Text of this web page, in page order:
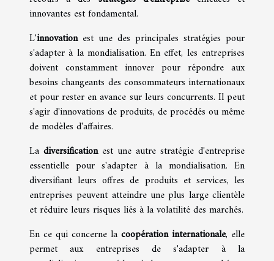
innovantes est fondamental.
L'innovationest une des principales stratégies pour
s'adapter à la mondialisation. En effet, les entreprises
doivent constamment innover pour répondre aux
besoins changeants des consommateurs internationaux
et pour rester en avance sur leurs concurrents. Il peut
s'agir d'innovations de produits, de procédés ou même
de modèles d'affaires.
La diversificationest une autre stratégie d'entreprise
essentielle pour s'adapter à la mondialisation. En
diversifiant leurs offres de produits et services, les
entreprises peuvent atteindre une plus large clientèle
et réduire leurs risques liés à la volatilité des marchés.
En ce qui concerne la coopération internationale, elle
permet aux entreprises de s'adapter à la